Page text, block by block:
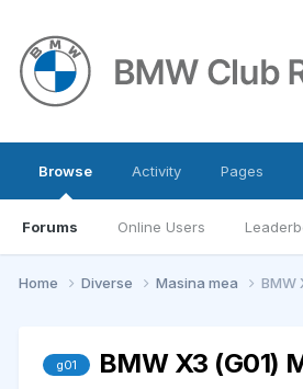
Browse
Forums Online Users
Activity Pages
Home Diverse Masina mea BMW
g01 BMW X3 (G01)